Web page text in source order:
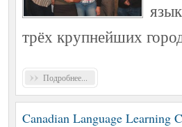
трёх крупнейших
Подробнее...
Canadian Language Learning